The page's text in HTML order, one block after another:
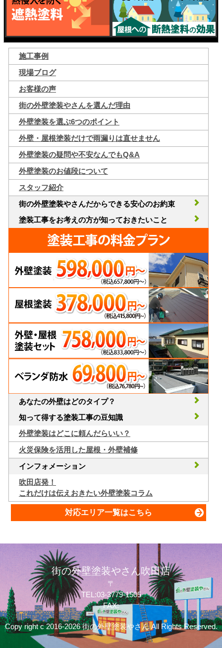
施工事例
現場ブログ
お客様の声
街の外壁塗装やさんを選んだ理由
外壁塗装を選ぶ6つのポイント
外壁・屋根塗装だけで雨漏りは直せません
外壁塗装の疑問や不安なんでもQ&A
外壁塗装のお値段について
スタッフ紹介
街の外壁塗装やさんだからできる安心のお約束
塗装工事をお考えの方が知っておきたいこと
あなたの外壁はどのタイプ？
知って得する塗装工事の豆知識
外壁塗装はどこに頼んだらいい？
火災保険を活用した屋根・外壁補修
インフォメーション
吹田店発！
これだけは伝えおきたい外壁塗装コラム
対応エリア一覧はこちら
街の外壁塗装やさん吹田店
〒
TEL:03-3779-1505
FAX:
Copy right c 2016-2026 街の外壁塗装やさん All Rights Reserved.